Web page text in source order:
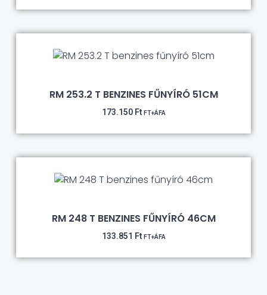
RM 253.2 T BENZINES FŰNYÍRÓ 51CM
173.150 Ft FT+ÁFA
RM 248 T BENZINES FŰNYÍRÓ 46CM
133.851 Ft FT+ÁFA